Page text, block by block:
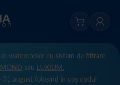
watercooler cu sistem de filtrare
sau LUXIUM.
31 august folosind în coș codul